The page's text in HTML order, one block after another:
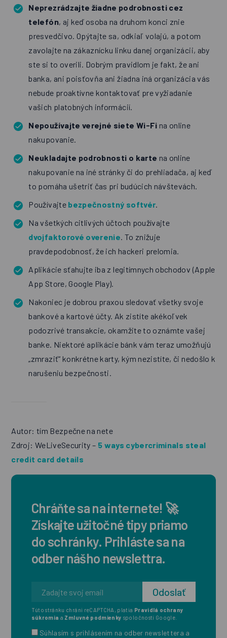
Neprezrádzajte žiadne podrobnosti cez
telefón, aj keď osoba na druhom konci znie
presvedčivo. Opýtajte sa, odkiaľ volajú, a potom
zavolajte na zákaznícku linku danej organizácii, aby
ste si to overili. Dobrým pravidlom je fakt, že ani
banka, ani poisťovňa ani žiadna iná organizácia vás
nebude proaktívne kontaktovať pre vyžiadanie
vašich platobných informácií.
Nepoužívajte verejné siete Wi-Fi na online
nakupovanie.
Neukladajte podrobnosti o karte na online
nakupovanie na iné stránky či do prehliadača, aj keď
to pomáha ušetriť čas pri budúcich návštevách.
Používajte bezpečnostný softvér.
Na všetkých citlivých účtoch používajte
dvojfaktorové overenie. To znižuje
pravdepodobnosť, že ich hackeri prelomia.
Aplikácie sťahujte iba z legitímnych obchodov (Apple
App Store, Google Play).
Nakoniec je dobrou praxou sledovať všetky svoje
bankové a kartové účty. Ak zistíte akékoľvek
podozrivé transakcie, okamžite to oznámte vašej
banke. Niektoré aplikácie bánk vám teraz umožňujú
„zmraziť“ konkrétne karty, kým nezistíte, či nedošlo k
narušeniu bezpečnosti.
Autor: tím Bezpečne na nete
Zdroj: WeLiveSecurity – 5 ways cybercriminals steal
credit card details
Chráňte sa na internete! 🚀
Získajte užitočné tipy priamo
do schránky. Prihláste sa na
odber nášho newslettra.
Túto stránku chráni reCAPTCHA, platia Pravidlá ochrany
súkromia a Zmluvné podmienky spoločnosti Google.
Súhlasím s prihlásením na odber newslettera a